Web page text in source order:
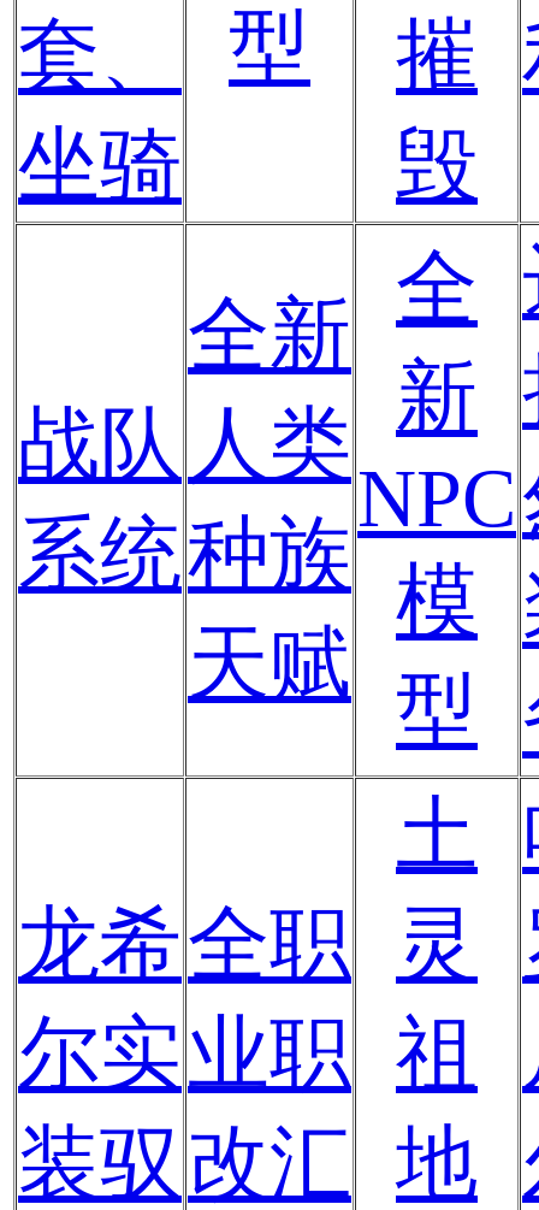
套、
坐骑
型
摧
毁
战队
系统
全新
人类
种族
天赋
全
新
NPC
模
型
龙希
尔实
装驭
全职
业职
改汇
土
灵
祖
地